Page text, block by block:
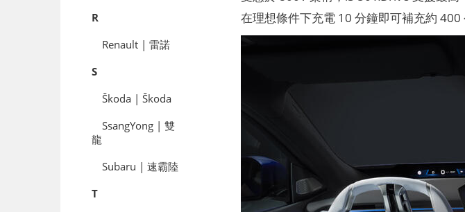
R
Renault | 雷諾
S
Škoda | Škoda
SsangYong | 雙
龍
Subaru | 速霸陸
T
在理想條件下充電 10 分鐘即可補充約 400